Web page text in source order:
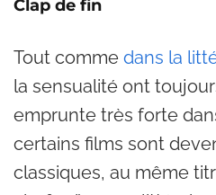
Clap de fin
Tout comme dans la
la sensualité ont
emprunte très forte
certains films sont
classiques, au même